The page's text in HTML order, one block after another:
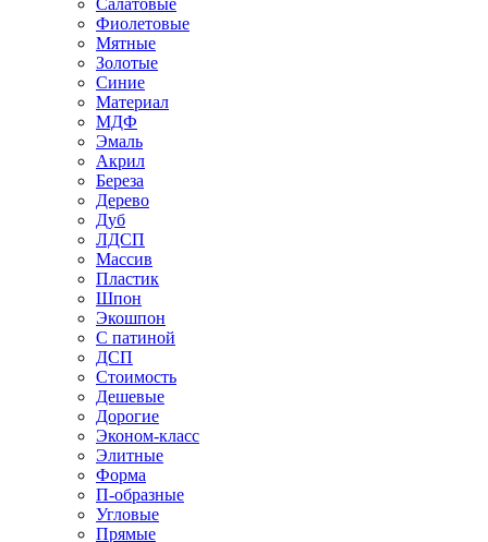
Салатовые
Фиолетовые
Мятные
Золотые
Синие
Материал
МДФ
Эмаль
Акрил
Береза
Дерево
Дуб
ЛДСП
Массив
Пластик
Шпон
Экошпон
С патиной
ДСП
Стоимость
Дешевые
Дорогие
Эконом-класс
Элитные
Форма
П-образные
Угловые
Прямые